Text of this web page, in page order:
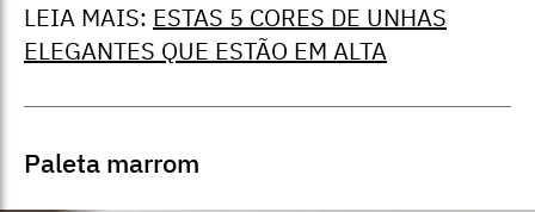
LEIA MAIS: ESTAS 5 CORES DE UNHAS
ELEGANTES QUE ESTÃO EM ALTA
Paleta marrom